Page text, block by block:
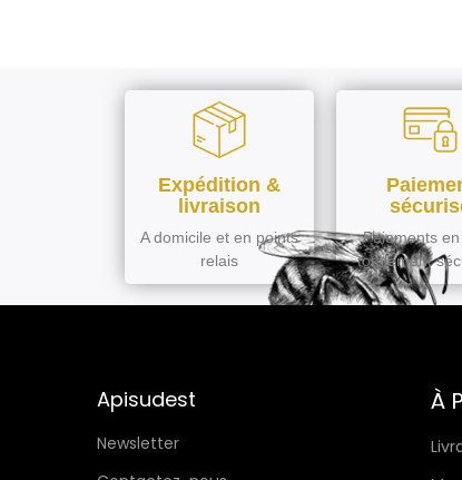
Expédition &
livraison
A domicile et en points
relais
Paiements
totalement
Apisudest
Newsletter
À